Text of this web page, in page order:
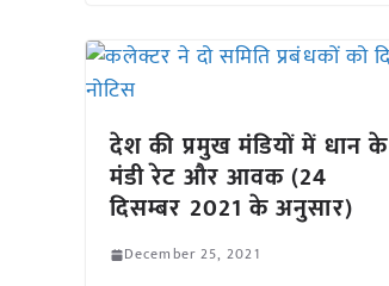
देश की प्रमुख मंडियों में धान के
मंडी रेट और आवक (24
दिसम्बर 2021 के अनुसार)
December 25, 2021